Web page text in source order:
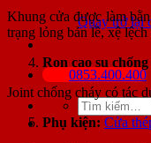
Quay trở lại
0853.400.400
Tìm
kiếm:
Khung cửa được làm
trạng lỏng bản lề, xệ
Ron cao su
Joint chống cháy có tác
Phụ kiện: Cửa